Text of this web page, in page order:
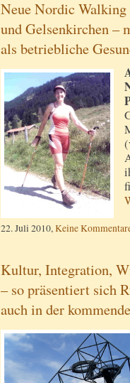
Neue Nordic Walking
und Gelsenkirchen –
als betriebliche
22. Juli 2010,Keine
Kultur, Integration,
– so präsentiert sich
auch in der